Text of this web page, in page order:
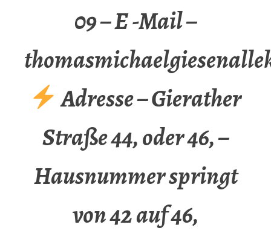
09 – E -Mail –
Adresse – Gierather
Straße 44, oder 46, –
Hausnummer springt
von 42 auf 46,